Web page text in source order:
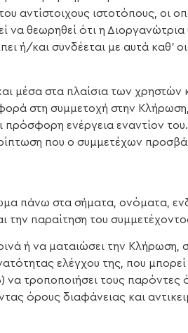
αντίστοιχους ιστοτόπους, οι
θεωρηθεί ότι η Διοργανώτρια
ή/και συνδέεται με αυτά καθ’
μέσα στα πλαίσια των
στη συμμετοχή στην
ενέργεια εναντίον
που ο συμμετέχων
πάνω στα σήματα, ονόματα,
παραίτηση του
ή να ματαιώσει την
ελέγχου της, που
τροποποιήσει τους παρόντες
όρους διαφάνειας και